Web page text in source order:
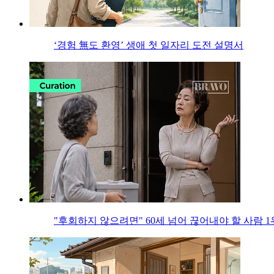
‘경험 無도 환영’ 생애 첫 일자리 도전 설명서
"후회하지 않으려면" 60세 넘어 끊어내야 할 사람 1